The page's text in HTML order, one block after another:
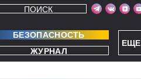
ЕЩЕ
ПОИСК
БЕЗОПАСНОСТЬ
ЖУРНАЛ